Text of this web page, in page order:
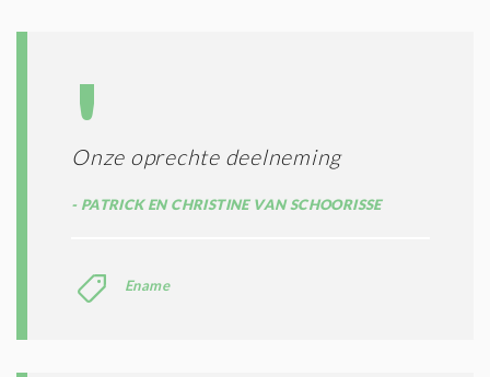
Onze oprechte deelneming
PATRICK EN CHRISTINE VAN SCHOORISSE
Ename